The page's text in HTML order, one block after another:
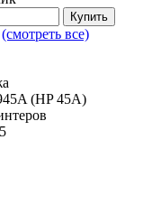
Купить
(смотреть все)
(HP 45A)